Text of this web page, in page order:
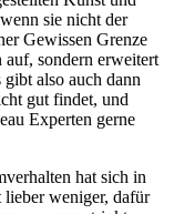
sie nicht der
Gewissen Grenze
sondern erweitert
also auch dann
gut findet, und
Experten gerne
hat sich in
lieber weniger, dafür